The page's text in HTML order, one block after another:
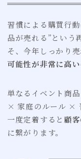
習慣による購買行
品が売れる”という
そ、今年しっかり
可能性が非常に高い
単なるイベント商
× 家庭のルール ×
一度定着すると 顧
に繋がります。